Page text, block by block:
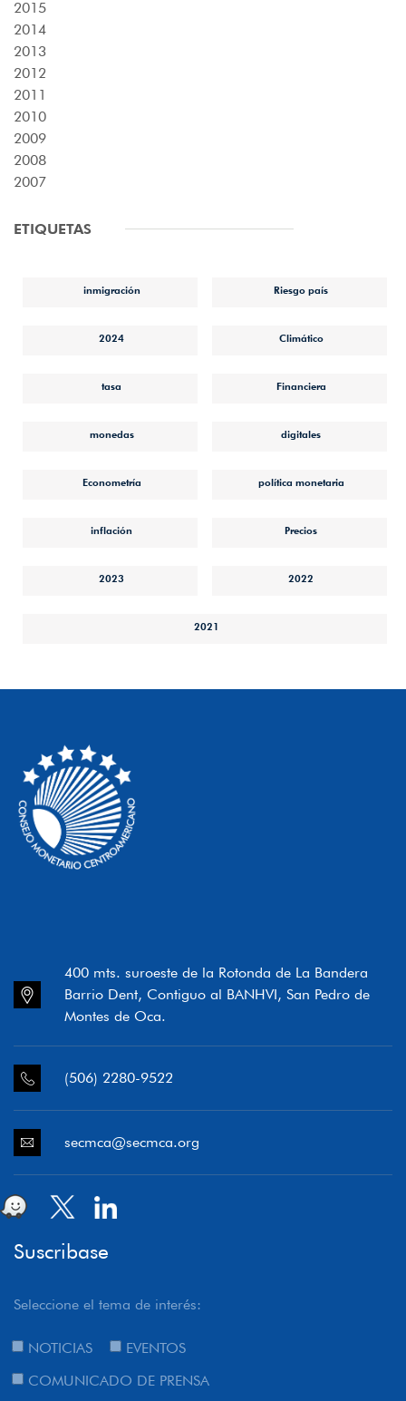
2015
2014
2013
2012
2011
2010
2009
2008
2007
ETIQUETAS
inmigración Riesgo país
2024 Climático
tasa Financiera
monedas digitales
Econometría política monetaria
inflación Precios
2023 2022
2021
400 mts. suroeste de la Rotonda de La Bandera
Barrio Dent, Contiguo al BANHVI, San Pedro de
Montes de Oca.
(506) 2280-9522
secmca@secmca.org
Suscribase
Seleccione el tema de interés:
NOTICIAS
EVENTOS
COMUNICADO DE PRENSA